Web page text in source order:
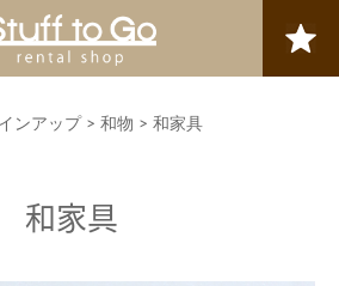
ンアップ > 和物 > 和家具
和家具